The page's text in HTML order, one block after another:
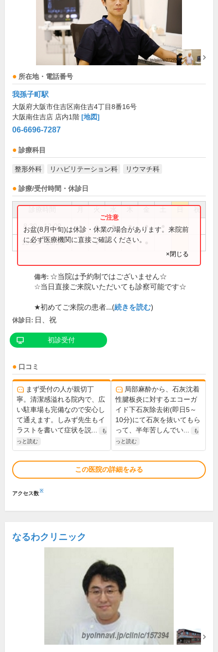
所在地・電話番号
我孫子町駅
大阪府大阪市住吉区南住吉4丁目8番16号
大阪南住吉店 店内1階 [地図]
06-6696-7287
診療科目
整形外科 リハビリテーション科 リウマチ科
診療/受付時間・休診日
祝
8:30～12:00 ● ● ● ● ●
15:30～18:30 ● ● ●
お盆(8月中旬)は休診・休業の場合があります。来院前
に必ず医療機関に直接ご確認ください。
×閉じる
備考: ☆当院は予約制ではございません☆
☆当日直接ご来院いただいても診察可能です☆
★初めてご来院の患者...(続きを読む)
休診日: 日、祝
初診受付
口コミ
まず受付の人が親切丁
寧。清潔感溢れる院内で、広
い駐車場も完備なので安心し
て通えます。しみず先生もイ
ラストを書いて症状を説...
も
っと読む
局部麻酔から、石灰沈着
性腱板炎に対するエコーガ
イド下石灰除去術(即日5～
10分)にて石灰を抜いてもら
って、半年苦しんでい...
も
っと読む
この医院の詳細をみる
アクセス数※
なるわクリニック